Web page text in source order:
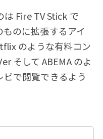
Fire TV Stick で
のに拡張するアイ
のような有料コン
そして ABEMA のよ
で閲覧できるよう